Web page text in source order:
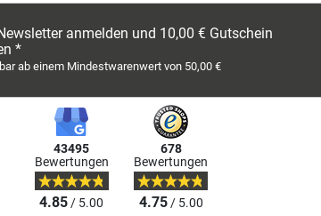
anmelden und 10,00 € Gutschein
*
ab einem Mindestwarenwert von 50,00 €
43495
Bewertungen
4.85/ 5.00
678
Bewertungen
4.75/ 5.00